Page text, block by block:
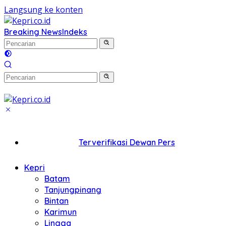
Langsung ke konten
Breaking NewsIndeks
Terverifikasi Dewan Pers
Kepri
Batam
Tanjungpinang
Bintan
Karimun
Lingga